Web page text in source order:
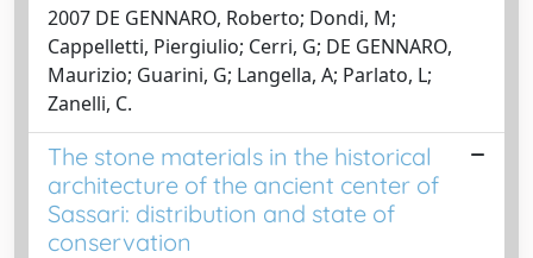
2007 DE GENNARO, Roberto; Dondi, M;
Cappelletti, Piergiulio; Cerri, G; DE GENNARO,
Maurizio; Guarini, G; Langella, A; Parlato, L;
Zanelli, C.
The stone materials in the historical
architecture of the ancient center of
Sassari: distribution and state of
conservation